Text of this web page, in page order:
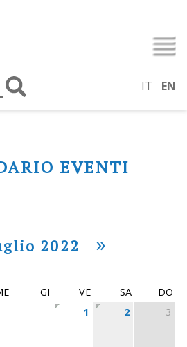
IT EN
EVENTI
2022 »
GI VE SA
DO
1
2 3